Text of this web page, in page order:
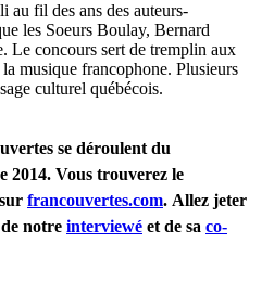
au fil des ans des auteurs-
les Soeurs Boulay, Bernard
Le concours sert de tremplin aux
musique francophone. Plusieurs
culturel québécois.
se déroulent du
2014. Vous trouverez le
francouvertes.com. Allez jeter
notre interviewé et de sa co-